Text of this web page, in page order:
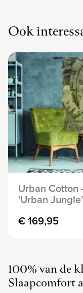
Ook
Urban Cotton
'Urban Jungle'
€ 169,95
100% van de
Slaapcomfort